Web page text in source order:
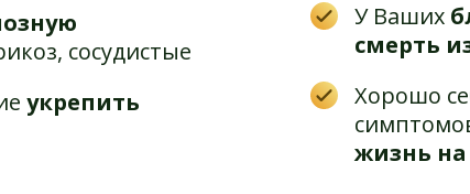
У Ваших
смерть
сосудистые
Хорошо
жизнь на
укрепить